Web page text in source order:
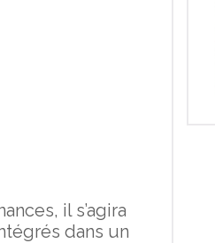
il s’agira
dans un